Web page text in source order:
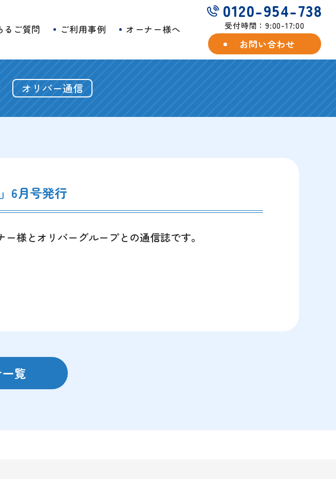
るご質問 ご利用事例 オーナー様へ
0120-954-738
受付時間：9:00-17:00
お問い合わせ
オリバー通信
6月号発行
様とオリバーグループとの通信誌です。
覧